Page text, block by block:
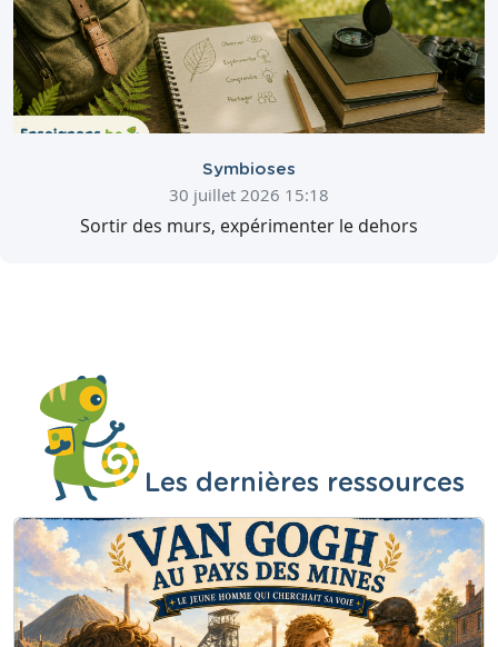
Symbioses
30 juillet 2026 15:18
Sortir des murs, expérimenter le dehors
Les dernières ressources